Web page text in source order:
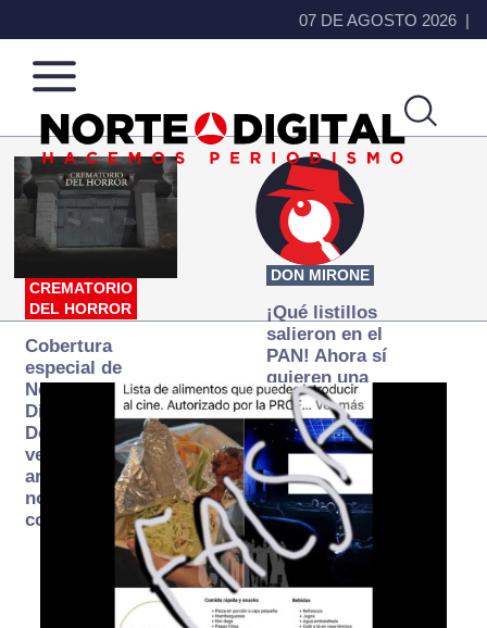
07 DE AGOSTO 2026
Norte
de
Ciudad
Más
que
noticias,
hacemos periodismo
CREMATORIO
DEL HORROR
Cobertura
especial de
Norte
Digital:
Donde la
verdad
arde… pero
no se
consume
DON MIRONE
¡Qué listillos
salieron en el
PAN! Ahora sí
quieren una
Fiscalía
autónoma… y
transexenal